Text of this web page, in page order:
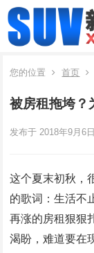
您的位置 首页
被房租拖垮？
发布于 2018年9月6日
这个夏末初秋，
的歌词：生活不
再涨的房租狠狠
渴盼，难道要在